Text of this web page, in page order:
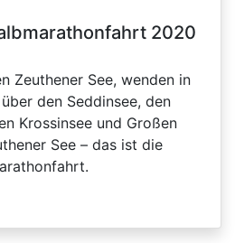
2020
Zeuthener See, wenden in
den Seddinsee, den
Krossinsee und Großen
See – das ist die